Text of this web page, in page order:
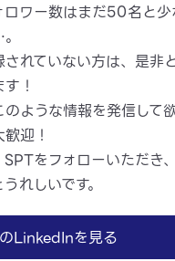
ワー数はまだ50名と少
されていない方は、是非
！
のような情報を発信して
迎！
をフォローいただき
れしいです。
LinkedInを見る